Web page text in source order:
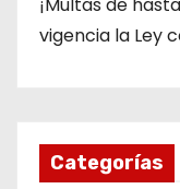
vigencia la Ley
Categorías